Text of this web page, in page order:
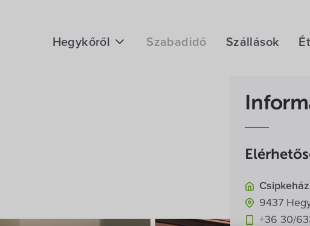
Hegykőről Szabadidő Szállások
Csipkeház
9437
+36 30/